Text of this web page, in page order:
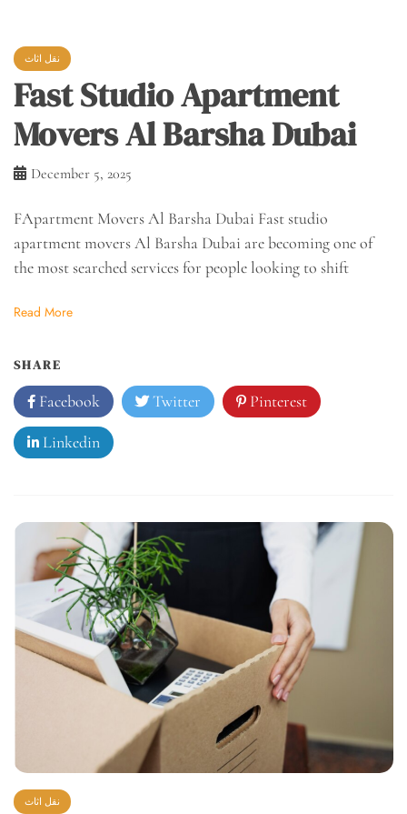
نقل اثاث
Fast Studio Apartment
Movers Al Barsha Dubai
December 5, 2025
FApartment Movers Al Barsha Dubai Fast studio
apartment movers Al Barsha Dubai are becoming one of
the most searched services for people looking to shift
Read More
SHARE
Facebook Twitter Pinterest
Linkedin
نقل اثاث